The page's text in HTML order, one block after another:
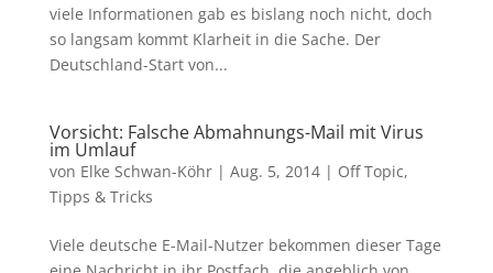
viele Informationen gab es bislang noch nicht, doch
so langsam kommt Klarheit in die Sache. Der
Deutschland-Start von...
Vorsicht: Falsche Abmahnungs-Mail mit Virus
im Umlauf
von Elke Schwan-Köhr| Aug. 5, 2014| Off Topic,
Tipps & Tricks
Viele deutsche E-Mail-Nutzer bekommen dieser Tage